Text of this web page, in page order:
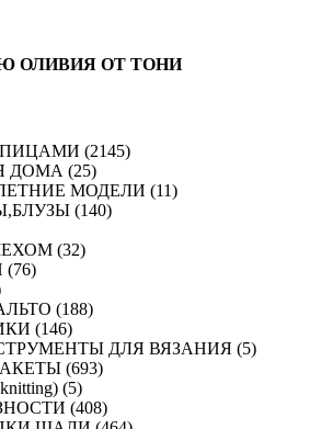
ОЛИВИЯ ОТ ТОНИ
(2145)
ДОМА (25)
МОДЕЛИ (11)
(140)
(32)
(188)
(146)
ДЛЯ ВЯЗАНИЯ (5)
(693)
(5)
(408)